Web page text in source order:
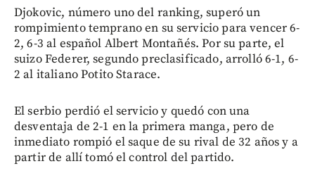
Djokovic, número uno del ranking, superó un
rompimiento temprano en su servicio para vencer 6-
2, 6-3 al español Albert Montañés. Por su parte, el
suizo Federer, segundo preclasificado, arrolló 6-1, 6-
2 al italiano Potito Starace.
El serbio perdió el servicio y quedó con una
desventaja de 2-1 en la primera manga, pero de
inmediato rompió el saque de su rival de 32 años y a
partir de allí tomó el control del partido.